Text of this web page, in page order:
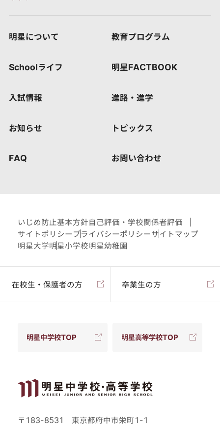
明星について 教育プログラム
Schoolライフ 明星FACTBOOK
入試情報 進路・進学
お知らせ トピックス
FAQ お問い合わせ
いじめ防止基本方針自己評価・学校関係者評価
サイトポリシー プライバシーポリシーサイトマップ
明星大学明星小学校明星幼稚園
在校生・保護者の方 卒業生の方
明星中学校TOP 明星高等学校TOP
〒183-8531 東京都府中市栄町1-1